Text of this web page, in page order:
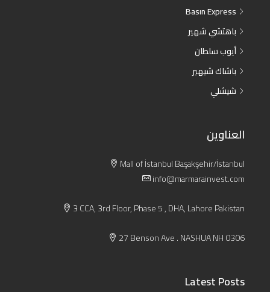
Basın Express
باهتشي شهير
أيوب سلطان
باشاك شيهير
شيشلي
العناوين
Mall of İstanbul Başakşehir/İstanbul
info@marmarainvest.com
3 CCA, 3rd Floor, Phase 5 , DHA, Lahore Pakistan
27 Benson Ave . NASHUA NH 0306
Latest Posts